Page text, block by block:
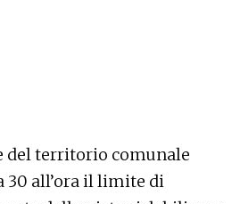
del territorio comunale
30 all’ora il limite di